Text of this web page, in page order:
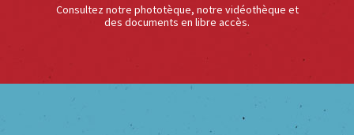
Consultez notre phototèque, notre vidéothèque et
des documents en libre accès.